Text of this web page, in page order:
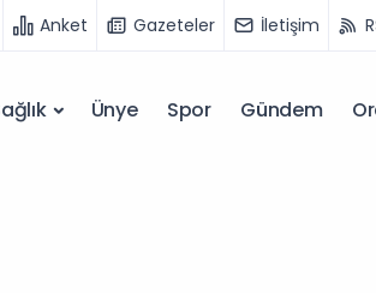
Anket Gazeteler İletişim
Ünye Spor Gündem